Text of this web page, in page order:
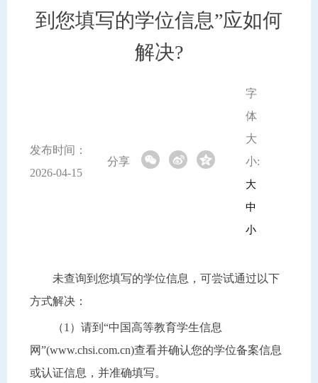
到您填写的学位信息”应如何
解决?
发布时间：
2026-04-15
分享
字
体
大
小:
大
中
小
未查询到您填写的学位信息，可尝试通过以下
方式解决：
（1）请到“中国高等教育学生信息
网”(www.chsi.com.cn)查看并确认您的学位备案信息
或认证信息，并准确填写。